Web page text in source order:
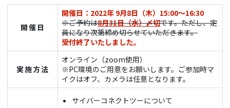
開催日
開催日：2022年 9月8日（木）15:00～16:30
※ご予約は8月31日（水）〆切です。ただし、定
員になり次第締め切らせていただきます。
受付終了いたしました。
実施方法
オンライン（zoom使用）
※PC環境のご用意をお願いします。ご参加時マ
イクはオフ、カメラは任意となります。
サイバーコネクトツーについて